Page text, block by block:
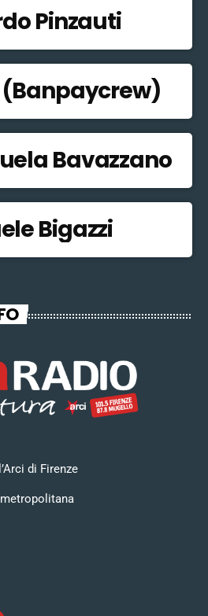
Pinzauti
(Banpaycrew)
Bavazzano
Bigazzi
di Firenze